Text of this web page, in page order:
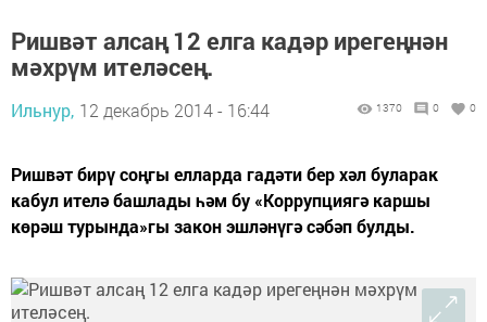
Ришвәт алсаң 12 елга кадәр ирегеңнән
мәхрүм ителәсең.
Ильнур, 12 декабрь 2014 - 16:44 1370 0 0
Ришвәт бирү соңгы елларда гадәти бер хәл буларак
кабул ителә башлады һәм бу «Коррупциягә каршы
көрәш турында»гы закон эшләнүгә сәбәп булды.